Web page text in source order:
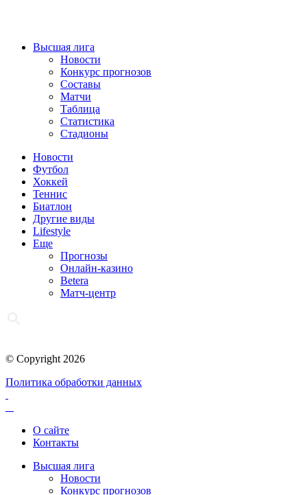
Высшая лига
Новости
Конкурс прогнозов
Составы
Матчи
Таблица
Статистика
Стадионы
Новости
Футбол
Хоккей
Теннис
Биатлон
Другие виды
Lifestyle
Еще
Прогнозы
Онлайн-казино
Betera
Матч-центр
© Copyright 2026
Политика обработки данных
О сайте
Контакты
Высшая лига
Новости
Конкурс прогнозов